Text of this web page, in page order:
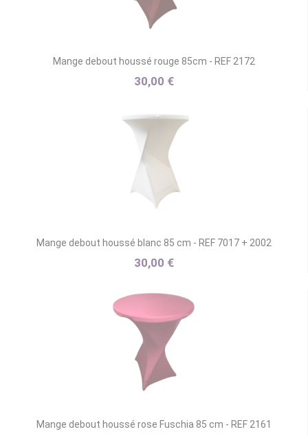
Mange debout houssé rouge 85cm - REF 2172
30,00 €
Mange debout houssé blanc 85 cm - REF 7017 + 2002
30,00 €
Mange debout houssé rose Fuschia 85 cm - REF 2161